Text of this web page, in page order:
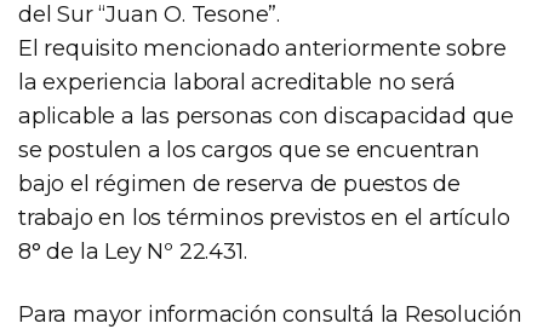
del Sur “Juan O. Tesone”.
El requisito mencionado anteriormente sobre
la experiencia laboral acreditable no será
aplicable a las personas con discapacidad que
se postulen a los cargos que se encuentran
bajo el régimen de reserva de puestos de
trabajo en los términos previstos en el artículo
8° de la Ley Nº 22.431.
Para mayor información consultá la Resolución